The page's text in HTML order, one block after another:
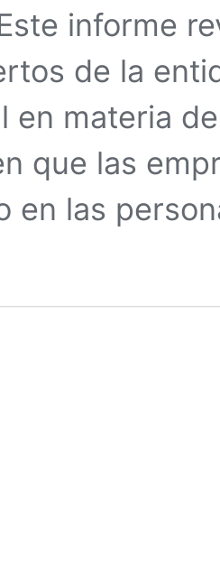
informe
de la
en materia
que las
en las